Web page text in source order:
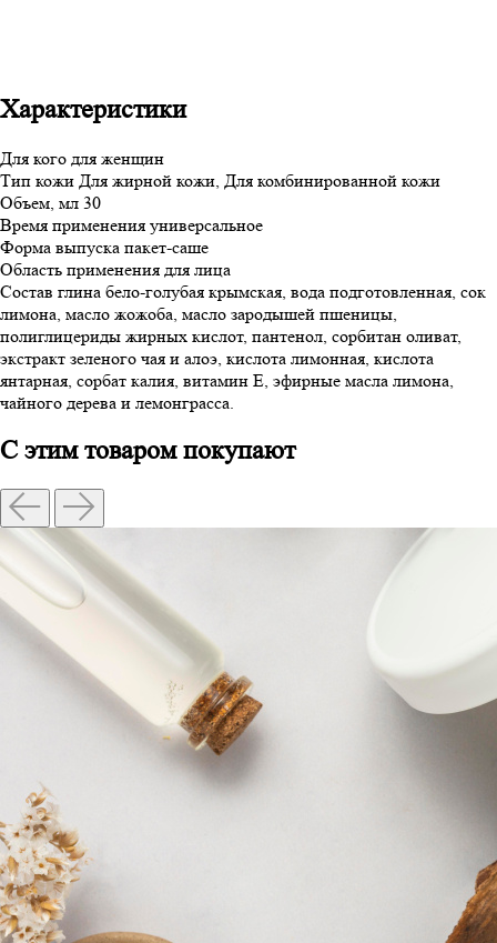
Характеристики
Для кого для женщин
Тип кожи Для жирной кожи, Для комбинированной кожи
Объем, мл 30
Время применения универсальное
Форма выпуска пакет-саше
Область применения для лица
Состав глина бело-голубая крымская, вода подготовленная, сок
лимона, масло жожоба, масло зародышей пшеницы,
полиглицериды жирных кислот, пантенол, сорбитан оливат,
экстракт зеленого чая и алоэ, кислота лимонная, кислота
янтарная, сорбат калия, витамин Е, эфирные масла лимона,
чайного дерева и лемонграсса.
С этим товаром покупают